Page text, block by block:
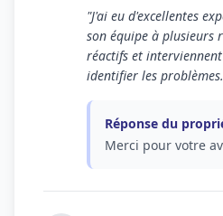
"J'ai eu d'excellentes
son équipe à plusieurs
réactifs et
identifier les
Réponse du
Merci pour votre